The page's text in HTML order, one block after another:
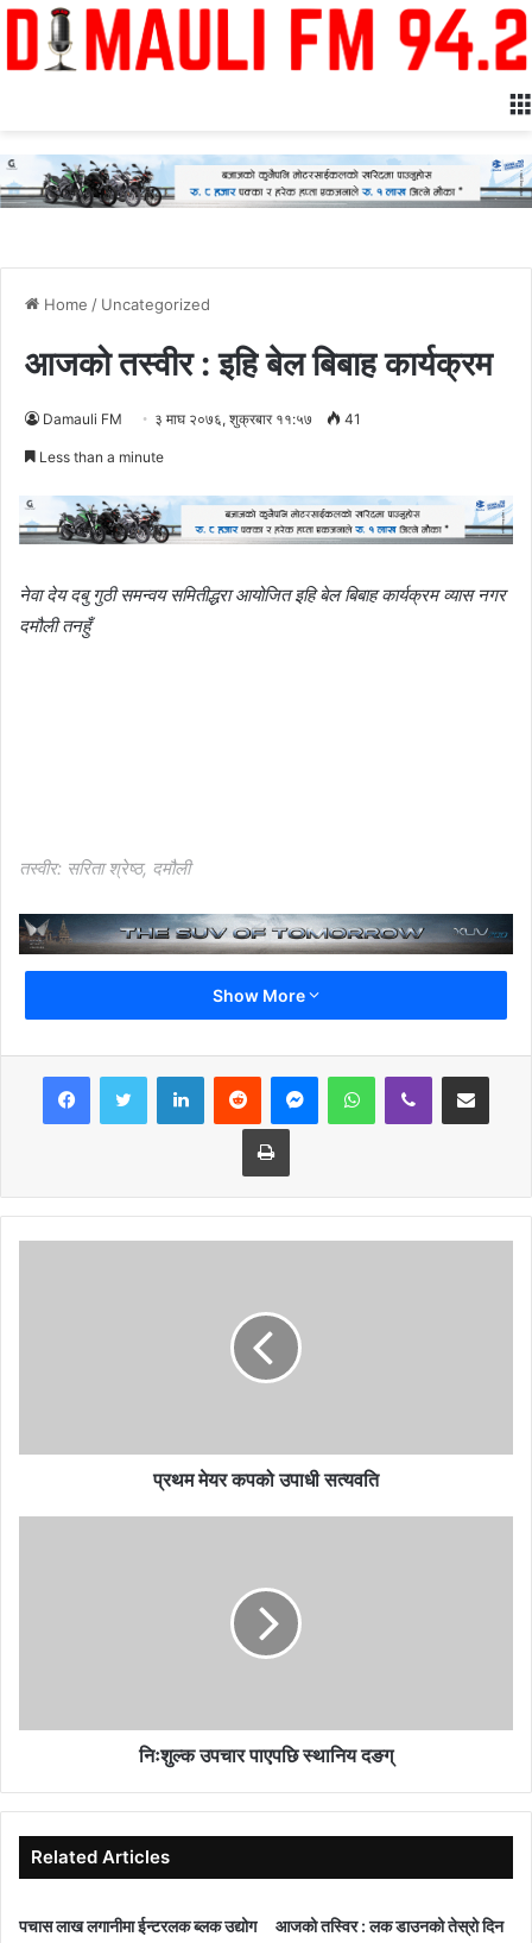
Home / Uncategorized
आजको तस्वीर : इहि बेल बिबाह कार्यक्रम
Damauli FM ३ माघ २०७६, शुक्रबार ११:५७ 41
Less than a minute
नेवा देय दबु गुठी समन्वय समितीद्धरा आयोजित इहि बेल बिबाह कार्यक्रम व्यास नगर
दमौली तनहुँ
तस्वीर: सरिता श्रेष्ठ, दमौली
Show More
Print
प्रथम मेयर कपको उपाधी सत्यवति
निःशुल्क उपचार पाएपछि स्थानिय दङग्
Related Articles
पचास लाख लगानीमा ईन्टरलक ब्लक उद्योग आजको तस्विर : लक डाउनको तेस्रो दिन